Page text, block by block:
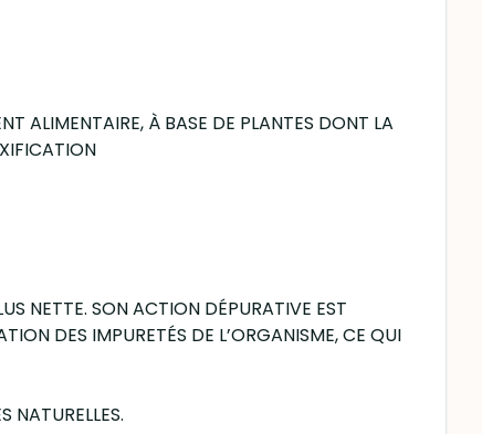
ALIMENTAIRE, À BASE DE PLANTES DONT LA
NETTE. SON ACTION DÉPURATIVE EST
DES IMPURETÉS DE L’ORGANISME, CE QUI
NATURELLES.